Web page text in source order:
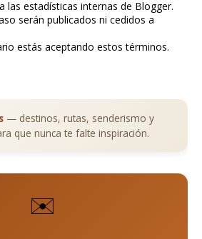
las estadísticas internas de Blogger.
serán publicados ni cedidos a
estás aceptando estos términos.
— destinos, rutas, senderismo y
que nunca te falte inspiración.
✉️